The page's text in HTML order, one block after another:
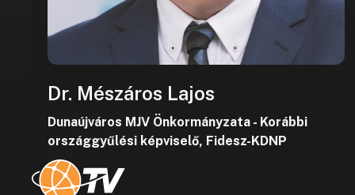
Dr. Mészáros Lajos
Dunaújváros MJV Önkormányzata - Korábbi
országgyűlési képviselő, Fidesz-KDNP